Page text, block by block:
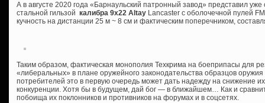
А в августе 2020 года «Барнаульский патронный завод» представил
стальной гильзой калибра 9х22 Altay Lancaster с оболочечной пулей
кучность на дистанции 25 м ~ 8 см и фактическим поперечником,
Таким образом, фактическая монополия Техкрима на боеприпасы для
«либеральных» в плане оружейного законодательства образцов
потребителей это в первую очередь может дать надежду на снижение
конкуренции. Хотя бы в будущем, дай бог — в ближайшем… Как и
побоища их поклонников и противников на форумах и в соцсетях.